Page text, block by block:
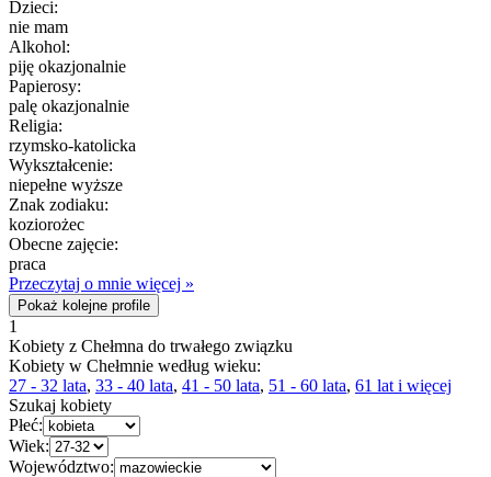
Dzieci:
nie mam
Alkohol:
piję okazjonalnie
Papierosy:
palę okazjonalnie
Religia:
rzymsko-katolicka
Wykształcenie:
niepełne wyższe
Znak zodiaku:
koziorożec
Obecne zajęcie:
praca
Przeczytaj o mnie więcej »
Pokaż kolejne profile
1
Kobiety z Chełmna do trwałego związku
Kobiety w Chełmnie według wieku:
27 - 32 lata, 33 - 40 lata, 41 - 50 lata, 51 - 60 lata, 61 lat i więcej
Szukaj kobiety
Płeć:
Wiek:
Województwo: